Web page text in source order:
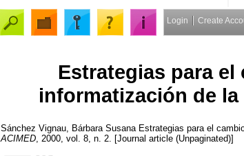
Login Create
Estrategias para
informatización de
Sánchez Vignau, Bárbara Susana Estrategias para el
ACIMED , 2000, vol. 8, n. 2. [Journal article (Unpaginated)]